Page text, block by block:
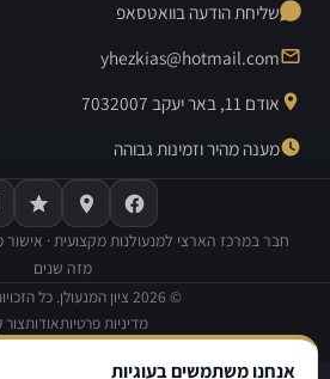
שליחת הודעה בוואטסאפ
yhezkias@hotmail.com
אודם 11, באר יעקב 7032007
מענה מהיר וזמינות גבוהה
חבר במרכז הארצי למנעולנות מקצועית ·
מזה שנים
©
2026 ציון המנעולן. כל
מדיניות פרטיותאודות
אנחנו משתמשים בעוגיות